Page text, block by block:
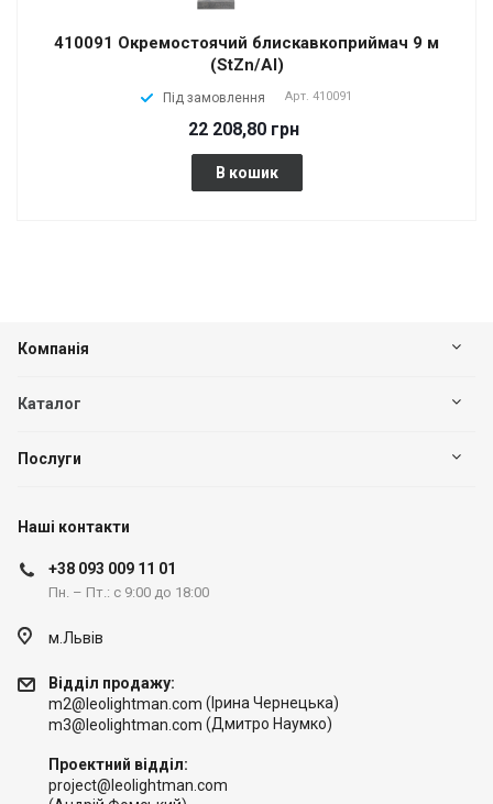
410091 Окремостоячий блискавкоприймач 9 м
(StZn/Al)
Під замовлення Арт. 410091
22 208,80 грн
В кошик
Компанія
Каталог
Послуги
Наші контакти
+38 093 009 11 01
Пн. – Пт.: с 9:00 до 18:00
м.Львів
Відділ продажу:
m2@leolightman.com (Ірина Чернецька)
m3@leolightman.com (Дмитро Наумко)
Проектний відділ:
project@leolightman.com